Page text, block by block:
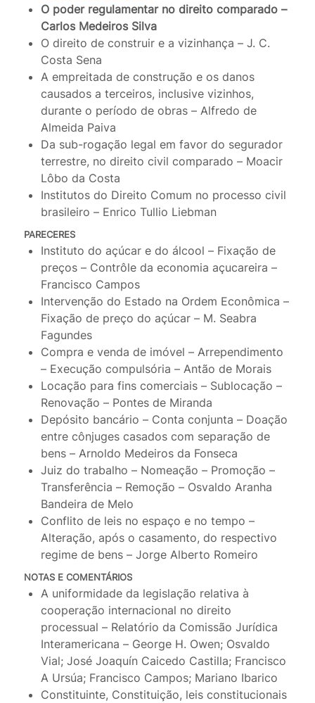
O poder regulamentar no direito comparado –
Carlos Medeiros Silva
O direito de construir e a vizinhança – J. C.
Costa Sena
A empreitada de construção e os danos
causados a terceiros, inclusive vizinhos,
durante o período de obras – Alfredo de
Almeida Paiva
Da sub-rogação legal em favor do segurador
terrestre, no direito civil comparado – Moacir
Lôbo da Costa
Institutos do Direito Comum no processo civil
brasileiro – Enrico Tullio Liebman
PARECERES
Instituto do açúcar e do álcool – Fixação de
preços – Contrôle da economia açucareira –
Francisco Campos
Intervenção do Estado na Ordem Econômica –
Fixação de preço do açúcar – M. Seabra
Fagundes
Compra e venda de imóvel – Arrependimento
– Execução compulsória – Antão de Morais
Locação para fins comerciais – Sublocação –
Renovação – Pontes de Miranda
Depósito bancário – Conta conjunta – Doação
entre cônjuges casados com separação de
bens – Arnoldo Medeiros da Fonseca
Juiz do trabalho – Nomeação – Promoção –
Transferência – Remoção – Osvaldo Aranha
Bandeira de Melo
Conflito de leis no espaço e no tempo –
Alteração, após o casamento, do respectivo
regime de bens – Jorge Alberto Romeiro
NOTAS E COMENTÁRIOS
A uniformidade da legislação relativa à
cooperação internacional no direito
processual – Relatório da Comissão Jurídica
Interamericana – George H. Owen; Osvaldo
Vial; José Joaquín Caicedo Castilla; Francisco
A Ursúa; Francisco Campos; Mariano Ibarico
Constituinte, Constituição, leis constitucionais